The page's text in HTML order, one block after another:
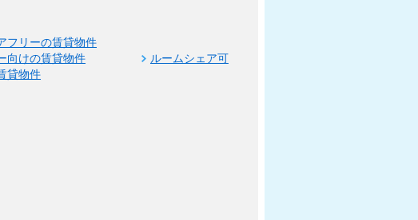
フリーの賃貸物件
向けの賃貸物件
ルームシェア可
貸物件